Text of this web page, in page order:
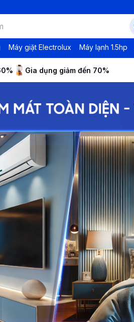
Máy giặt Electrolux Máy lạnh 1.5hp
Gia dụng giảm đến 70%